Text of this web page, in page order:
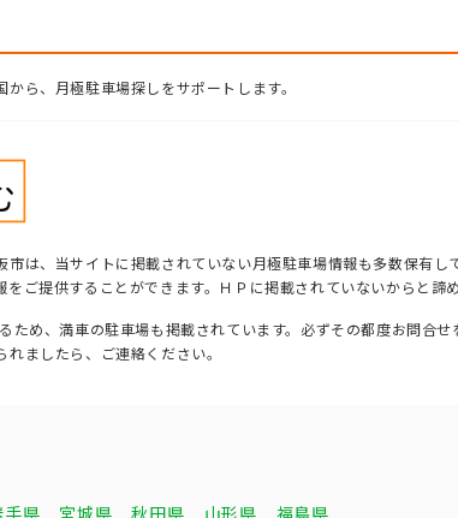
ら、月極駐車場探しをサポートします。
は、当サイトに掲載されていない月極駐車場情報も多数保有
ご提供することができます。ＨＰに掲載されていないからと諦
ため、満車の駐車場も掲載されています。必ずその都度お問合
ましたら、ご連絡ください。